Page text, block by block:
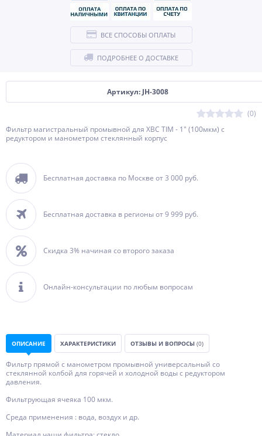
Артикул: JH-3008
(0)
Фильтр магистральный промывной для ХВС TIM - 1" (100мкм) с
редуктором и манометром стеклянный корпус
Бесплатная доставка по Москве от 3 000 руб.
Бесплатная доставка в регионы от 9 999 руб.
Скидка 3% начиная со второго заказа
Онлайн-консультации по любым вопросам
ВСЕ СПОСОБЫ ОПЛАТЫ
ПОДРОБНЕЕ О ДОСТАВКЕ
ОПИСАНИЕ ХАРАКТЕРИСТИКИ ОТЗЫВЫ И ВОПРОСЫ (0)
Фильтр прямой с манометром промывной универсальный со
стеклянной колбой для горячей и холодной воды с редуктором
давления.
Фильтрующая ячеяка 100 мкм.
Среда применения : вода, воздух и др.